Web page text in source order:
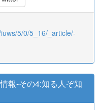
5/0/5_16/_article/-
報-その4:知る人ぞ知